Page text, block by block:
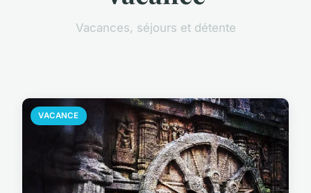
Vacances, séjours et détente
VACANCE